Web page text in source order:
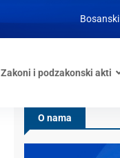
Bosanski
Zakoni i podzakonski akti
O nama